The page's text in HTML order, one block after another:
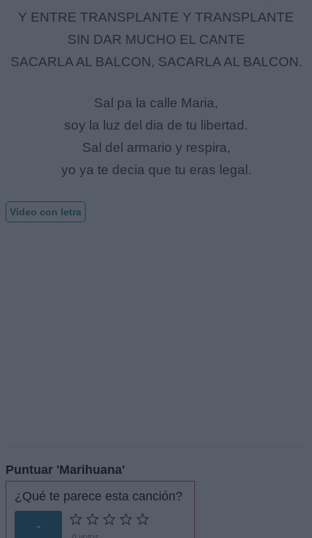
Y ENTRE TRANSPLANTE Y TRANSPLANTE
SIN DAR MUCHO EL CANTE
SACARLA AL BALCON, SACARLA AL BALCON.
Sal pa la calle Maria,
soy la luz del dia de tu libertad.
Sal del armario y respira,
yo ya te decia que tu eras legal.
Vídeo con letra
Puntuar 'Marihuana'
¿Qué te parece esta canción?
-